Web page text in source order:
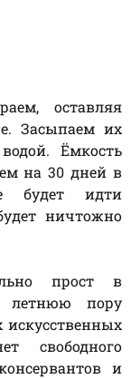
оставляя
Засыпаем их
Ёмкость
на 30 дней в
будет идти
ничтожно
прост в
летнюю пору
искусственных
свободного
и